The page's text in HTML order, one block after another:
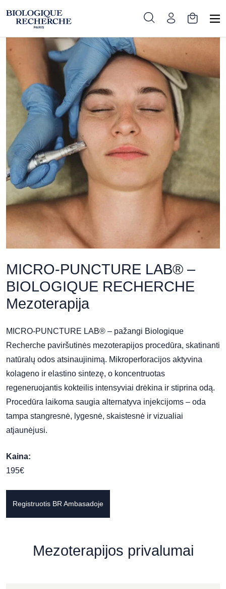
Pradinis»Procedūros
MICRO-PUNCTURE LAB® – BIOLOGIQUE
RECHERCHE Mezoterapija
MICRO-PUNCTURE LAB® –
BIOLOGIQUE RECHERCHE
Mezoterapija
MICRO-PUNCTURE LAB® – pažangi Biologique
Recherche paviršutinės mezoterapijos procedūra, skatinanti
natūralų odos atsinaujinimą. Mikroperforacijos aktyvina
kolageno ir elastino sintezę, o koncentruotas
regeneruojantis kokteilis intensyviai drėkina ir stiprina odą.
Procedūra laikoma saugia alternatyva injekcijoms – oda
tampa stangresnė, lygesnė, skaistesnė ir vizualiai
atjaunėjusi.
Kaina:
195€
Registruotis BR Ambasadoje
Mezoterapijos privalumai